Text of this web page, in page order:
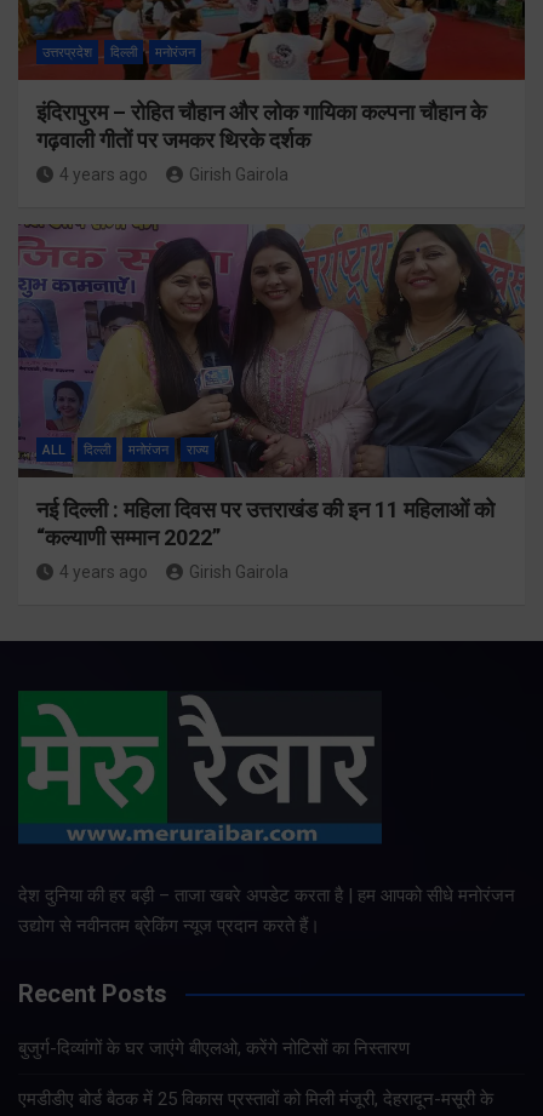
उत्तरप्रदेश दिल्ली मनोरंजन
इंदिरापुरम – रोहित चौहान और लोक गायिका कल्पना चौहान के
गढ़वाली गीतों पर जमकर थिरके दर्शक
4 years ago Girish Gairola
ALL दिल्ली मनोरंजन राज्य
नई दिल्ली : महिला दिवस पर उत्तराखंड की इन 11 महिलाओं को
“कल्याणी सम्मान 2022”
4 years ago Girish Gairola
देश दुनिया की हर बड़ी – ताजा खबरे अपडेट करता है | हम आपको सीधे मनोरंजन
उद्योग से नवीनतम ब्रेकिंग न्यूज प्रदान करते हैं।
Recent Posts
बुजुर्ग-दिव्यांगों के घर जाएंगे बीएलओ, करेंगे नोटिसों का निस्तारण
एमडीडीए बोर्ड बैठक में 25 विकास प्रस्तावों को मिली मंजूरी, देहरादून-मसूरी के